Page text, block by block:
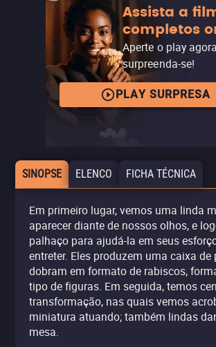
Assista a
completos
Aperte o play
surpreenda-se!
PLAY SURPRESA
SINOPSE ELENCO FICHA TÉCNICA
Em primeiro lugar, vemos uma linda
aparecer diante de nossos olhos, e
palhaço para ajudá-la em seus
entreter. Eles produzem uma caixa de
dobram em formato de rabiscos,
tipo de figuras. Em seguida, temos
transformação, nas quais vemos
miniatura atuando; também lindas
mesa.